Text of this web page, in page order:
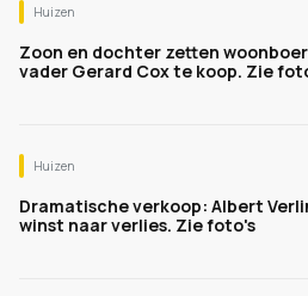
Huizen
Zoon en dochter zetten
vader Gerard Cox te koop. Zie
Huizen
Dramatische verkoop: Albert
winst naar verlies. Zie foto's